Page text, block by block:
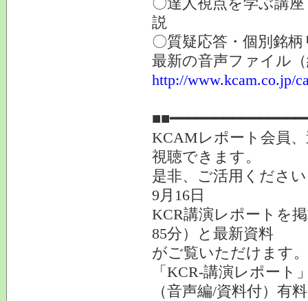
説
〇質疑応答・個別銘
最新の音声ファイル
http://www.kcam.co.jp/
KCAMレポート会員
視聴できます。
是非、ご活用くださ
9月16日
KCR講演レポートを
85分）と最新資料
がご覧いただけます。
「KCR-講演レポート
（音声編/資料付）有